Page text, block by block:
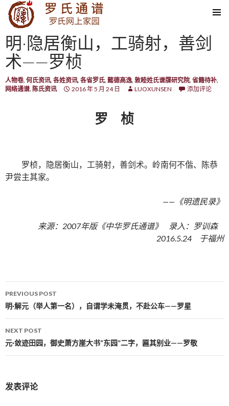
SKIP TO CONTENT
明·隐居衡山，工骑射，善剑
术——罗桢
人物卷, 何氏资讯, 各姓资讯, 各省罗氏, 懿德高逸, 敦睦姓氏谱牒研究院, 省籍待补,
网络通谱, 陈氏资讯 2016 年 5 月 24 日 LUOXUNSEN 添加评论
罗 桢
罗桢，隐居衡山，工骑射，善剑术。岭南何不偕、陈恭
尹尝主其家。
——《明遗民录》
来源：2007年版《中华罗氏通谱》 录入：罗训森
2016.5.24 于福州
Post navigation
PREVIOUS POST
明·解元（举人第一名），自谓学未淹贯，不赴公车——罗星
NEXT POST
元·敛迹田园，御史萧方崖大书“东园”二字，匾其别业——罗敬
发表评论